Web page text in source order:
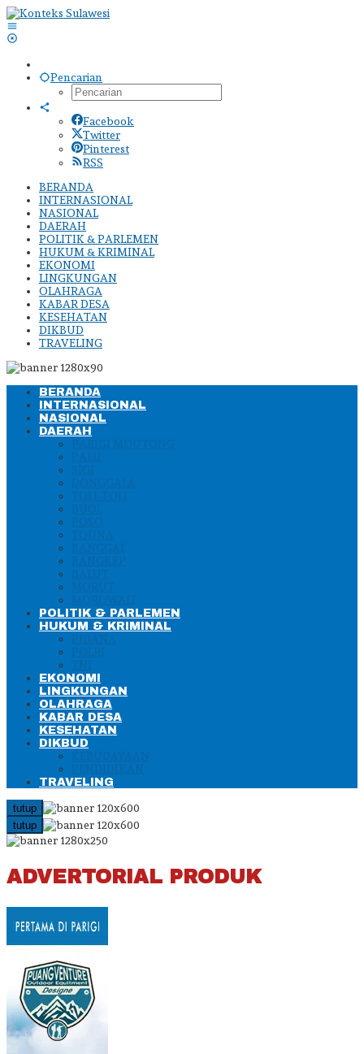
Lewati
ke
konten
Pencarian
Facebook
Twitter
Pinterest
RSS
BERANDA
INTERNASIONAL
NASIONAL
DAERAH
POLITIK & PARLEMEN
HUKUM & KRIMINAL
EKONOMI
LINGKUNGAN
OLAHRAGA
KABAR DESA
KESEHATAN
DIKBUD
TRAVELING
BERANDA
INTERNASIONAL
NASIONAL
DAERAH
PARIGI MOUTONG
PALU
SIGI
DONGGALA
TOLI-TOLI
BUOL
POSO
TOUNA
BANGGAI
BANGKEP
BALUT
MORUT
MOROWALI
POLITIK & PARLEMEN
HUKUM & KRIMINAL
PIDANA
POLRI
TNI
EKONOMI
LINGKUNGAN
OLAHRAGA
KABAR DESA
KESEHATAN
DIKBUD
KEBUDAYAAN
PENDIDIKAN
TRAVELING
tutup
tutup
ADVERTORIAL PRODUK